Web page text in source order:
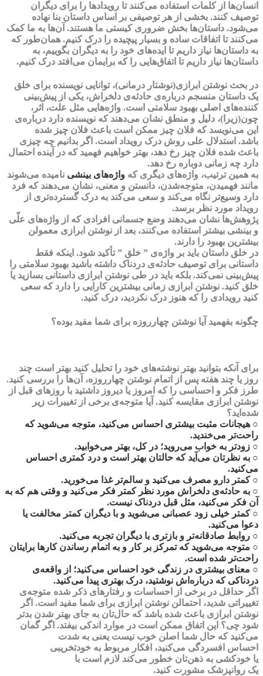
انسان‌ها ازکلمات استفاده می‌کنند تا رویدادها را برای دیگران
توصیف کنند. بخشی از هر توصیفی بر اساس داستان بنا نهاده
می‌شود. داستان‌ها بخش ضروری کیستی ما هستند. آن‌ها به ما کمک
می‌کنند تا اتفاقات ساده و بسیار پیچیده را درک کنیم. همان‌طور که
به داستان‌ها نیاز داریم تا ایده‌های خود را به دیگران بگوییم، به
داستان‌ها نیاز داریم تا اتفاق‌هایی را که برایمان می‌افتد درک کنیم.
در بحث نوشتن ابرازی(نوشتار درمانی)، توانایی نویسنده برای خلق
یک داستان منسجم درباره‌ی حادثه‌ی دلخراش، یکی از پیش‌بینی
کننده‌های اصلی بهبود سلامتی است‌. واژه‌هایی مثل علت، اثر،
چون(زیرا)، دلیل و منطق نشان می‌دهند که نویسنده دارد درباره‌ی
این می‌نویسد که فلان چیز ممکن است باعث فلان چیز شده
باشد. استدلال علی روش درک رویداد است. اگر بدانیم چه چیزی
باعث شده فلان چیز رخ دهد، بهتر خواهیم فهمید که در آینده احتمال
دارد چه زمانی دوباره رخ دهد.
به همین ترتیب، واژه‌های دیگری که واژه‌های بینشی نامیده می‌شوند
مانند فهمیدن، متوجه‌شدن، دانستن و معنی، نشان می‌دهند که فرد
دارد وسیع‌تر نگاه می‌کند و سعی می‌کند به درک گسترده‌تری از
رویداد مورد نظر برسد.
پژوهش‌ها نشان می‌دهند وضع جسمانی افرادی که از واژه‌های علّی
و بینشی بیشتر استفاده می‌کنند، بعد از نوشتن ابرازی معمولن
بیشترین بهبود را دارند.
در خلق داستان باید بر واژه‌ی ” خلق ” تأکید شود. اینکه فقط
داستانی برای توصیف حادثه‌ی دردناک داشته باشید بهبود سلامتی را
پیش‌بینی نمی‌کند. بلکه باید در طی نوشتن ابرازی داستانی بسازید یا
خلق کنید. نوشتن ابرازی زمانی بیشترین کارایی را دارد که سعی
کنید رویدادی را که هنوز درک نکردید، درک کنید.
چگونه بفهمید آیا نوشتن چهارروزه برای شما مفید بوده؟
برای آنکه بتوانید بهتر نوشته‌های خود را تحلیل کنید بهتر است چند
روز یا چند هفته پس از اتمام نوشتن چهارروزه، آن‌ها را بررسی کنید.
طرز فکر و احساسی را که امروز یا دیروز داشتید با روزهای قبل از
نوشتن ابرازی مقایسه کنید. آیا متوجه‌ی برخی از تغییرات زیر
شده‌اید؟
○ هیجانات مثبت بیشتری احساس می‌کنید، متوجه می‌شوید که
راحت‌تر می‌خندید.
○ زودتر به خواب می‌روید؛ در کل، بهتر می‌خوابید.
○ به نظرتان می‌آید که حالتان بهتر است و درد کمتری احساس
می‌کنید.
○ کمتر دارو مصرف می‌کنید و سالم‌تر غذا می‌خورید.
○ به حادثه‌ی دلخراش مورد نظر کمتر فکر می‌کنید و وقتی هم که به
آن فکر می‌کنید، مثل قبل دردناک نیست‌.
○ کمتر خیلی زود عصبانی می‌شوید و با دیگران کمتر مخالفت یا
دعوا می‌کنید.
○ روابط صادقانه‌تر و بازتری با دیگران تجربه می‌کنید.
○ متوجه می‌شوید کهتمرکز بر کار و به اتمام رساندن کارها برایتان
راحت‌تر شده است.
○ معنای بیشتری در زندگی خود احساس می‌کنید؛ از واقعه‌ی
دردناکی که درباره‌اش نوشتید، درک بهتری پیدا می‌کنید.
اگر حداقل در برخی از احساسات و رفتارهای ذکر شده متوجه‌ی
تغییراتی شدید، احتمالن نوشتن ابرازی برای شما مفید است. اگر
نوشتن ابرازی باعث شده باشد که حال‌تان به جای بهتر شدن بدتر
شود چی؟ این اتفاق ممکن است در موارد اندکی بیفتد. اگر گمان
می‌کنید که حال شما اصلن خوب نیست یعنی به شدت
احساس افسردگی می‌کنید، افکار مربوط به خودتخریبی
یا خودکشی به ذهن‌تان خطور می‌کند لازم است با
یک روانپزشک مشورت کنید.